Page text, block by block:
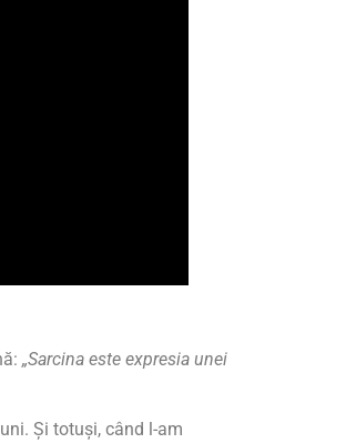
„Sarcina este expresia unei
Și totuși, când l-am